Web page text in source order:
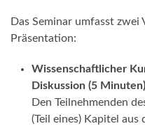
Das Seminar umfasst
Präsentation:
Wissenschaftlicher
Diskussion (5
Den Teilnehmenden
(Teil eines) Kapitel aus